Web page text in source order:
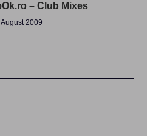
– Club Mixes
2009